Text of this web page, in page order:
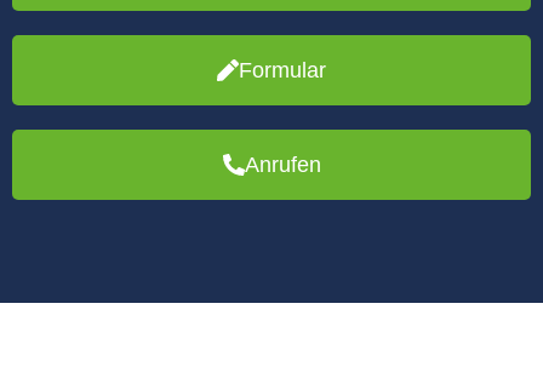
Formular
Anrufen